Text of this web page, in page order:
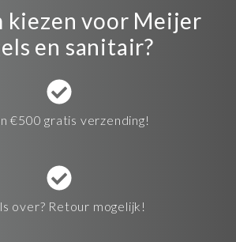
kiezen voor Meijer
en sanitair?
€500 gratis verzending!
over? Retour mogelijk!